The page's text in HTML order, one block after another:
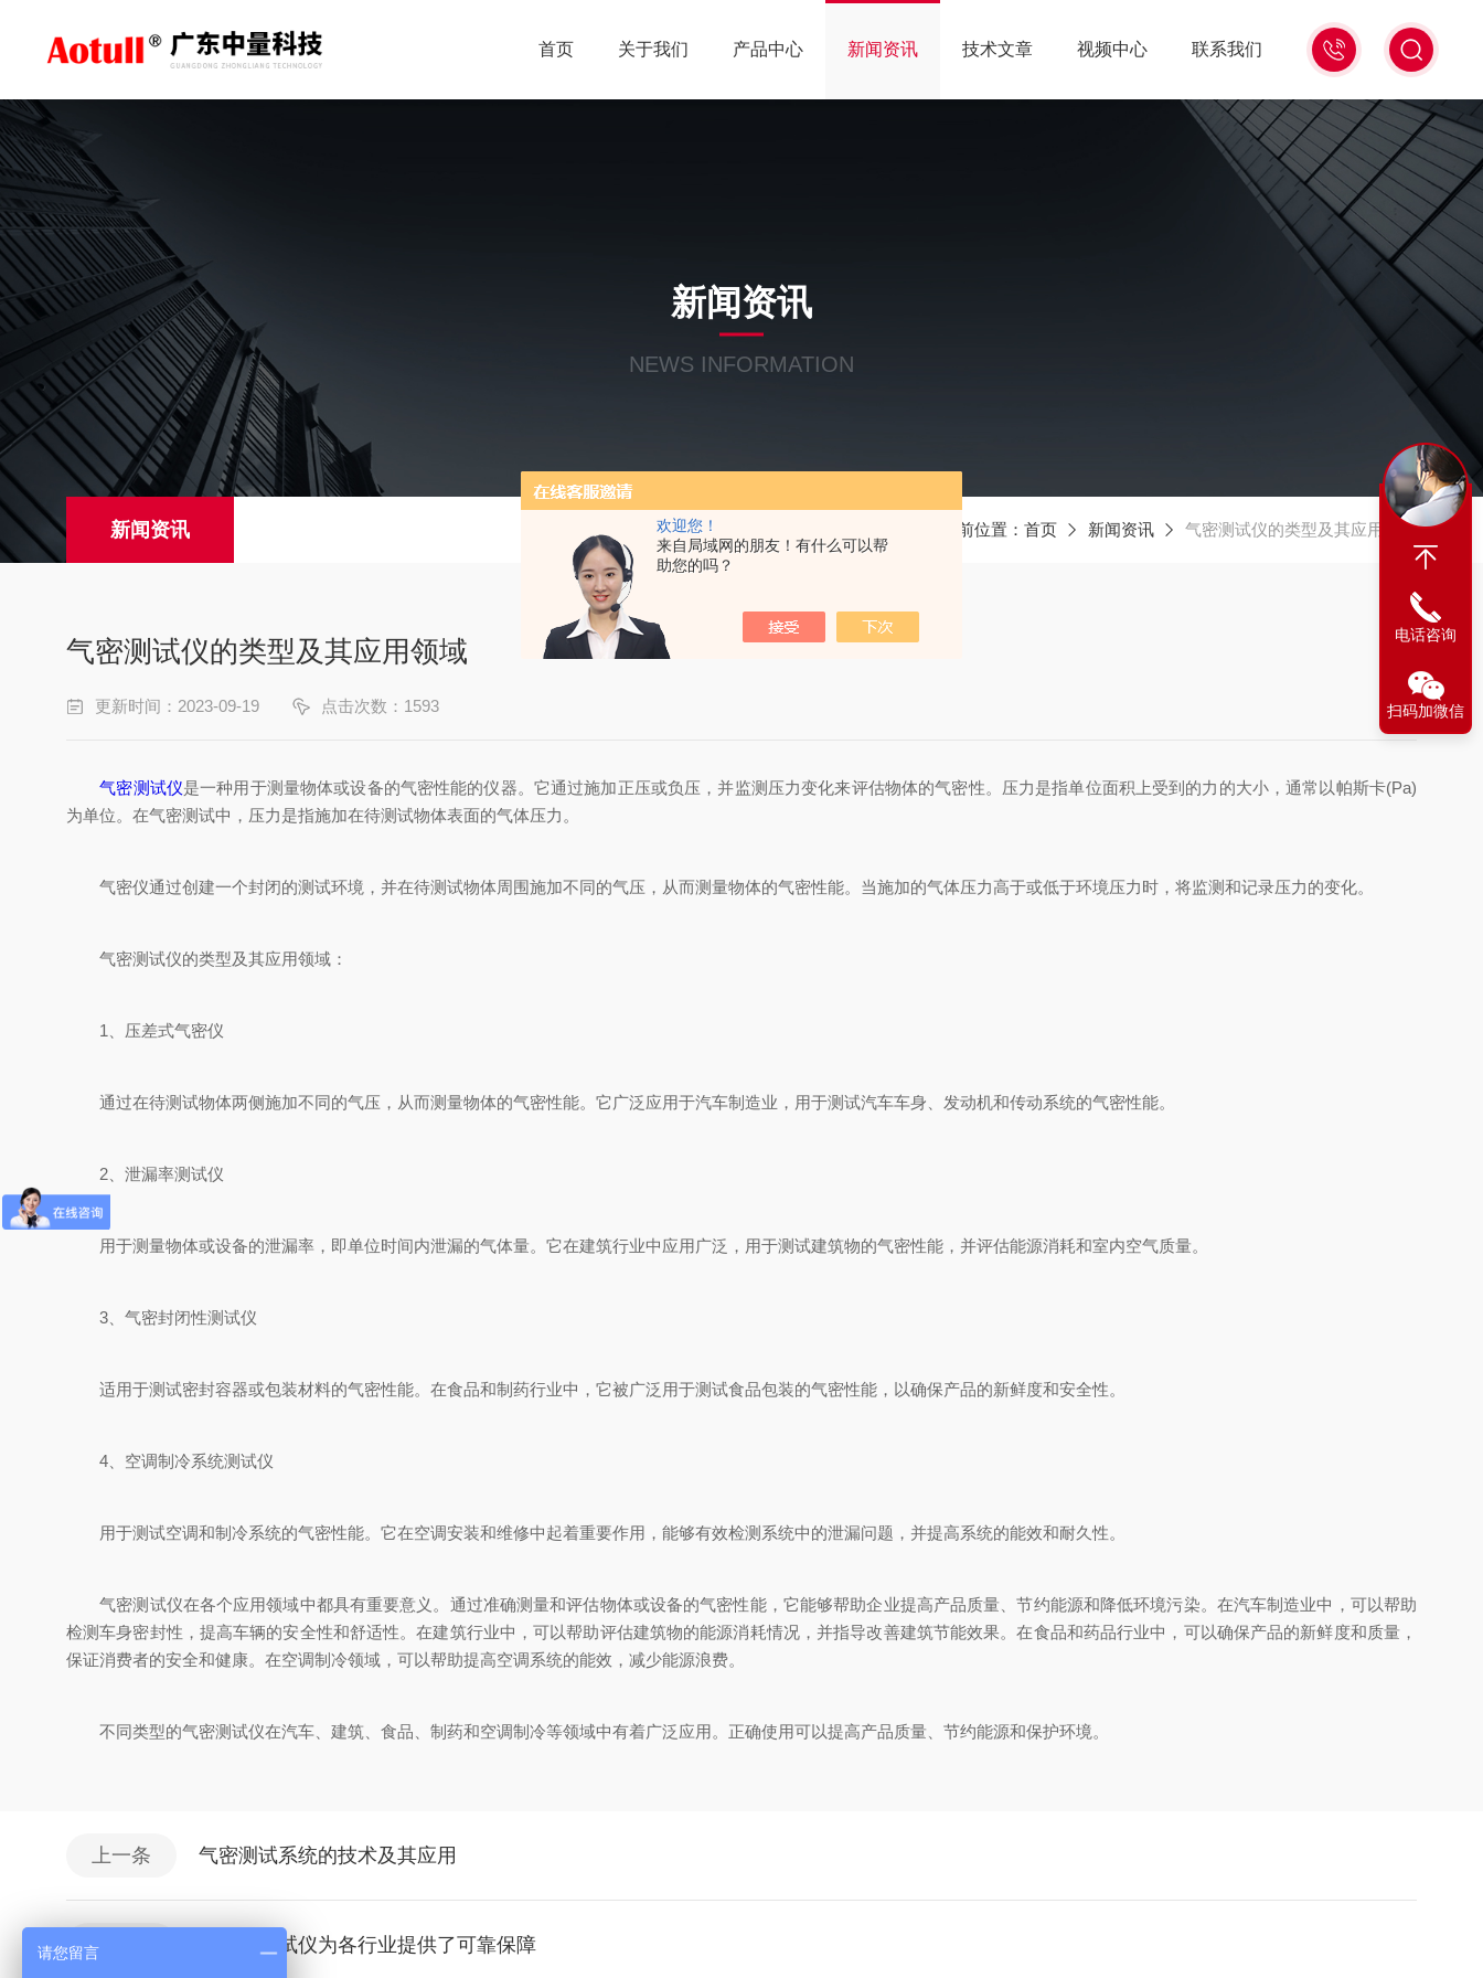
欢迎您！
来自局域网的朋友！有什么可以帮
助您的吗？
首页 关于我们 产品中心 新闻资讯 技术文章 视频中心 联系我们
新闻资讯
NEWS INFORMATION
新闻资讯 当前位置： 首页 新闻资讯 气密测试仪的类型及其应用领域
气密测试仪的类型及其应用领域
更新时间：2023-09-19 点击次数：1593
气密测试仪是一种用于测量物体或设备的气密性能的仪器。它通过施加正压或负压，并监测压力变化来评估物体的气密性。压力是指单位面积上受到的力的大小，通常以帕斯卡(Pa)
为单位。在气密测试中，压力是指施加在待测试物体表面的气体压力。
气密仪通过创建一个封闭的测试环境，并在待测试物体周围施加不同的气压，从而测量物体的气密性能。当施加的气体压力高于或低于环境压力时，将监测和记录压力的变化。
气密测试仪的类型及其应用领域：
1、压差式气密仪
通过在待测试物体两侧施加不同的气压，从而测量物体的气密性能。它广泛应用于汽车制造业，用于测试汽车车身、发动机和传动系统的气密性能。
2、泄漏率测试仪
用于测量物体或设备的泄漏率，即单位时间内泄漏的气体量。它在建筑行业中应用广泛，用于测试建筑物的气密性能，并评估能源消耗和室内空气质量。
3、气密封闭性测试仪
适用于测试密封容器或包装材料的气密性能。在食品和制药行业中，它被广泛用于测试食品包装的气密性能，以确保产品的新鲜度和安全性。
4、空调制冷系统测试仪
用于测试空调和制冷系统的气密性能。它在空调安装和维修中起着重要作用，能够有效检测系统中的泄漏问题，并提高系统的能效和耐久性。
气密测试仪在各个应用领域中都具有重要意义。通过准确测量和评估物体或设备的气密性能，它能够帮助企业提高产品质量、节约能源和降低环境污染。在汽车制造业中，可以帮助
检测车身密封性，提高车辆的安全性和舒适性。在建筑行业中，可以帮助评估建筑物的能源消耗情况，并指导改善建筑节能效果。在食品和药品行业中，可以确保产品的新鲜度和质量，
保证消费者的安全和健康。在空调制冷领域，可以帮助提高空调系统的能效，减少能源浪费。
不同类型的气密测试仪在汽车、建筑、食品、制药和空调制冷等领域中有着广泛应用。正确使用可以提高产品质量、节约能源和保护环境。
上一条 气密测试系统的技术及其应用
下一条 气密性测试仪为各行业提供了可靠保障
电话咨询
扫码加微信
请您留言